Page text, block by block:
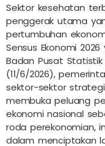
Sektor kesehatan
penggerak utama
pertumbuhan
Sensus Ekonomi
Badan Pusat
(11/6/2026),
sektor-sektor
membuka peluang
ekonomi nasional
roda perekonomian,
dalam menciptakan